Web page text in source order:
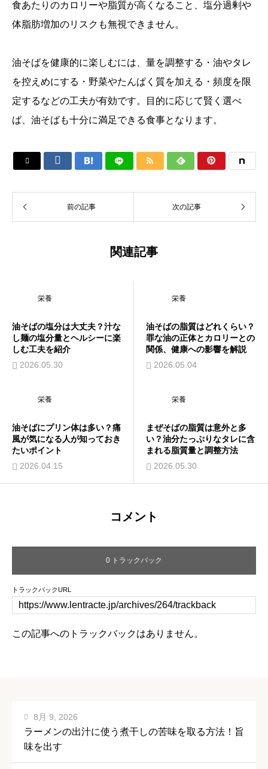
食あたりのカロリーや脂質が高くなること、塩分過剰や
体脂肪増加のリスクも無視できません。
油そばを健康的に楽しむには、量を調整する・油やタレ
を控えめにする・野菜やたんぱく質を加える・頻度を限
定するなどの工夫が有効です。目的に応じて賢く選べ
ば、油そばも十分に満足できる食事となります。
     
前の記事 次の記事
関連記事
栄養
油そばの塩分は大丈夫？汁な
し麺の塩分量とヘルシーに楽
しむ工夫を紹介
2026.05.30
栄養
油そばの脂質はどれくらい？
罪な油の正体とカロリーとの
関係、健康への影響を解説
2026.05.04
栄養
油そばにプリン体は多い？痛
風が気になる人が知っておき
たいポイント
2026.04.15
栄養
まぜそばの脂質は意外と多
い？油分たっぷりなタレに含
まれる脂質量と調整方法
2026.05.30
コメント
0 トラックバック
トラックバックURL
この記事へのトラックバックはありません。
ラーメンの出汁に使う煮干しの苦味を取る方法！旨
味を出す
8月 9, 2026